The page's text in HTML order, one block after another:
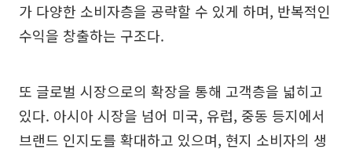
가 다양한 소비자층을 공략할 수 있게 하며, 반복적인
수익을 창출하는 구조다.
또 글로벌 시장으로의 확장을 통해 고객층을 넓히고
있다. 아시아 시장을 넘어 미국, 유럽, 중동 등지에서
브랜드 인지도를 확대하고 있으며, 현지 소비자의 생